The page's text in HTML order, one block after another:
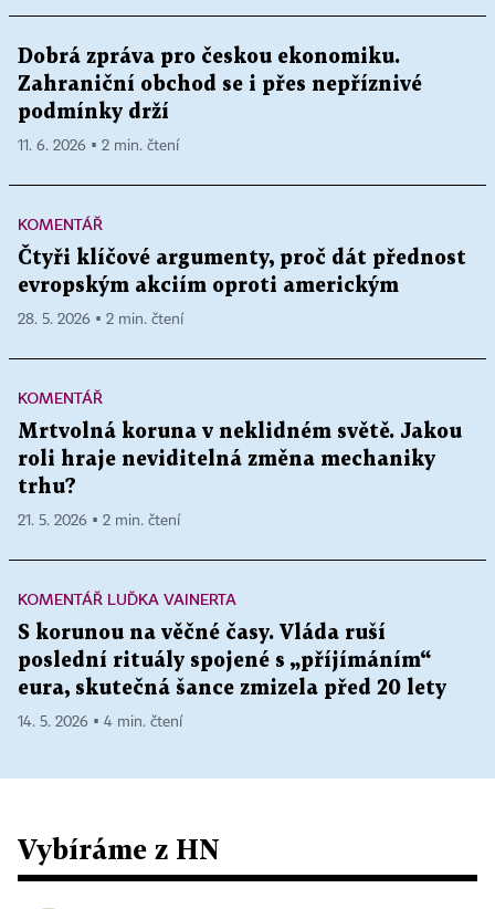
Dobrá zpráva pro českou ekonomiku.
Zahraniční obchod se i přes nepříznivé
podmínky drží
11. 6. 2026 ▪ 2 min. čtení
KOMENTÁŘ
Čtyři klíčové argumenty, proč dát přednost
evropským akciím oproti americkým
28. 5. 2026 ▪ 2 min. čtení
KOMENTÁŘ
Mrtvolná koruna v neklidném světě. Jakou
roli hraje neviditelná změna mechaniky
trhu?
21. 5. 2026 ▪ 2 min. čtení
KOMENTÁŘ LUĎKA VAINERTA
S korunou na věčné časy. Vláda ruší
poslední rituály spojené s „příjímáním“
eura, skutečná šance zmizela před 20 lety
14. 5. 2026 ▪ 4 min. čtení
Vybíráme z HN